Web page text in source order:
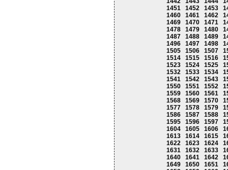
1451
1452 1453
1460
1461 1462
1469
1470 1471
1478
1479 1480
1487
1488 1489
1496
1497 1498
1505
1506 1507
1514
1515 1516
1523
1524 1525
1532
1533 1534
1541
1542 1543
1550
1551 1552
1559
1560 1561
1568
1569 1570
1577
1578 1579
1586
1587 1588
1595
1596 1597
1604
1605 1606
1613
1614 1615
1622
1623 1624
1631
1632 1633
1640
1641 1642
1649
1650 1651